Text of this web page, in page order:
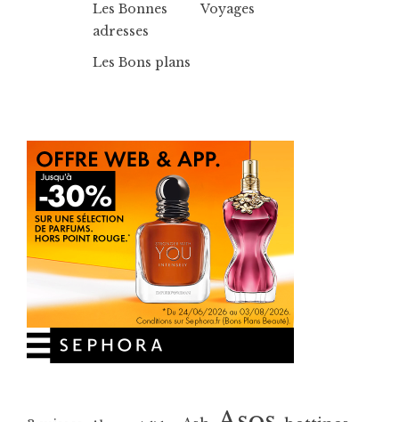
Les Bonnes
adresses
Les Bons plans
Voyages